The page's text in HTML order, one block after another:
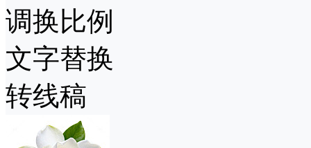
调换比例
文字替换
转线稿